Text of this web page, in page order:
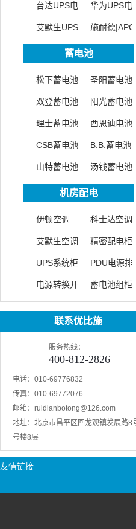
源 电源
台达UPS电
源
华为UPS电
源
艾默生UPS 施耐德|APC
蓄电池
松下蓄电池 圣阳蓄电池
双登蓄电池 阳光蓄电池
理士蓄电池 西恩迪电池
CSB蓄电池 B.B.蓄电池
山特蓄电池 汤钱蓄电池
机房配电
伊顿空调 科士达空调
艾默生空调 精密配电柜
UPS系统柜 PDU电源排
电源转换开 蓄电池组柜
联系优比施
服务热线：
400-812-2826
电话： 010-69776832
传真： 010-69772076
邮箱： ruidianbotong@126.com
地址： 北京市昌平区回龙观镇发展路8
号楼8层
友情链接